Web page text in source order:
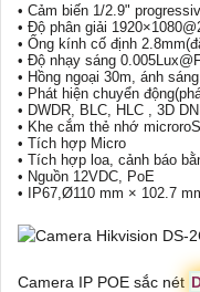
• Cảm biến 1/2.9"
• Độ phân giải
• Ống kính cố định
• Độ nhạy sáng
• Hồng ngoại 30m, ánh
• Phát hiện chuyển
• DWDR, BLC, HLC , 3D
• Khe cắm thẻ nhớ
• Tích hợp Micro
• Tích hợp loa, cảnh báo
• Nguồn 12VDC, PoE
• IP67,Ø110 mm × 102.7
Camera IP POE sắc nét